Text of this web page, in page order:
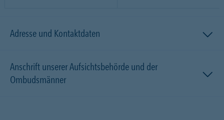
Adresse und Kontaktdaten
Anschrift unserer Aufsichtsbehörde und der
Ombudsmänner